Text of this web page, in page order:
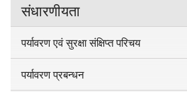
संधारणीयता
पर्यावरण एवं सुरक्षा संक्षिप्त परिचय
पर्यावरण प्रबन्धन